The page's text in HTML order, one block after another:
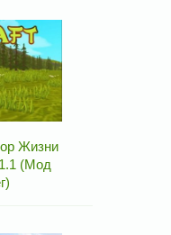
Жизни
(Мод